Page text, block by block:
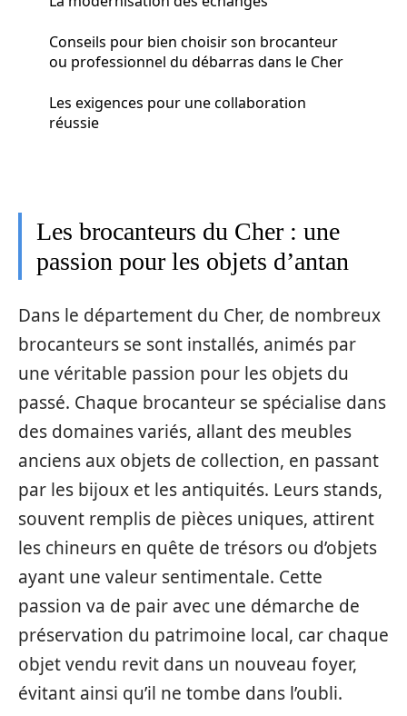
Conseils pour bien choisir son brocanteur
ou professionnel du débarras dans le Cher
Les exigences pour une collaboration
réussie
Les brocanteurs du Cher : une
passion pour les objets d’antan
Dans le département du Cher, de nombreux
brocanteurs se sont installés, animés par
une véritable passion pour les objets du
passé. Chaque brocanteur se spécialise dans
des domaines variés, allant des meubles
anciens aux objets de collection, en passant
par les bijoux et les antiquités. Leurs stands,
souvent remplis de pièces uniques, attirent
les chineurs en quête de trésors ou d’objets
ayant une valeur sentimentale. Cette
passion va de pair avec une démarche de
préservation du patrimoine local, car chaque
objet vendu revit dans un nouveau foyer,
évitant ainsi qu’il ne tombe dans l’oubli.